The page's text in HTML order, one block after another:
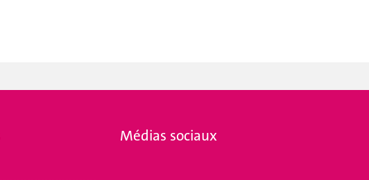
Médias sociaux